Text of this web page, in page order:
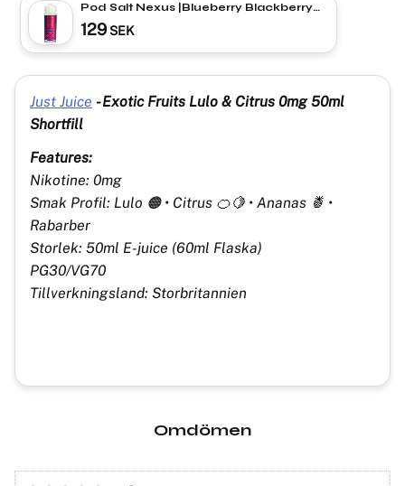
Pod Salt Nexus |Blueberry Blackberry
Lemonade | Shortfill
129 SEK
Just Juice -Exotic Fruits Lulo & Citrus 0mg 50ml
Shortfill
Features:
Nikotine: 0mg
Smak Profil: Lulo 🟠 • Citrus 🍊🍋 • Ananas 🍍 •
Rabarber
Storlek: 50ml E-juice (60ml Flaska)
PG30/VG70
Tillverkningsland: Storbritannien
Omdömen